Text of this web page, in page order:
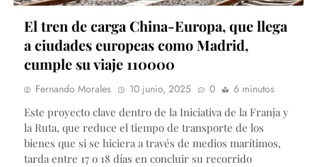
El tren de carga China-Europa, que llega
a ciudades europeas como Madrid,
cumple su viaje 110000
Fernando Morales 10 junio, 2025 0
6 minutos
Este proyecto clave dentro de la Iniciativa de la Franja y
la Ruta, que reduce el tiempo de transporte de los
bienes que si se hiciera a través de medios marítimos,
tarda entre 17 o 18 días en concluir su recorrido